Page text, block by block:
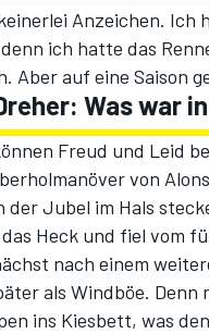
Anzeichen.
ich hatte das
Aber auf eine Saison
Was war
Freud und Leid
von
der Jubel im Hals
Heck und fiel vom
nach einem
als Windböe.
ins Kiesbett, was